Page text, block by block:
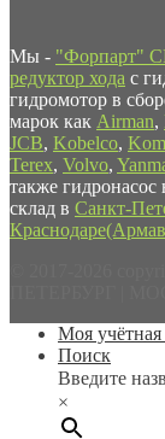
Мы - "Форпарт"
редуктор хода с
гидромотор в
марок как Airman,
JCB, Kobelco,
Terex, Volvo,
также
склад в Санкт-
Моя учётная
Поиск
Введите
×